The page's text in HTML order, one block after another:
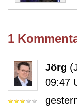
1
Jörg
09:47